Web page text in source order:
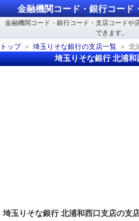
金融機関コード・銀行コード
金融機関コード・銀行コード・支店コードや
できます。
トップ
埼玉りそな銀行の支店一覧 北
埼玉りそな銀行 北浦和
埼玉りそな銀行 北浦和西口支店の支